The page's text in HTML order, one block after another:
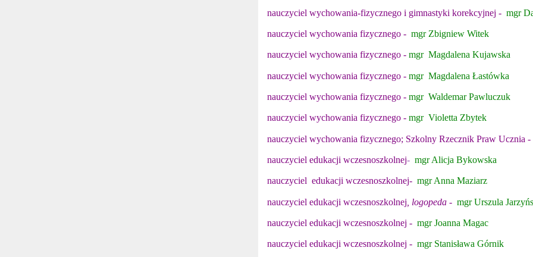
nauczyciel wychowania-fizycznego i gimnastyki korekcyjnej - mgr
nauczyciel wychowania fizycznego - mgr Zbigniew Witek
nauczyciel wychowania fizycznego - mgr Magdalena Kujawska
nauczyciel wychowania fizycznego - mgr Magdalena Łastówka
nauczyciel wychowania fizycznego - mgr Waldemar Pawluczuk
nauczyciel wychowania fizycznego - mgr Violetta Zbytek
nauczyciel wychowania fizycznego; Szkolny Rzecznik Praw Ucznia -
nauczyciel edukacji wczesnoszkolnej- mgr Alicja Bykowska
nauczyciel edukacji wczesnoszkolnej- mgr Anna Maziarz
nauczyciel edukacji wczesnoszkolnej , logopeda - mgr Urszula
nauczyciel edukacji wczesnoszkolnej - mgr Joanna Magac
nauczyciel edukacji wczesnoszkolnej - mgr Stanisława Górnik